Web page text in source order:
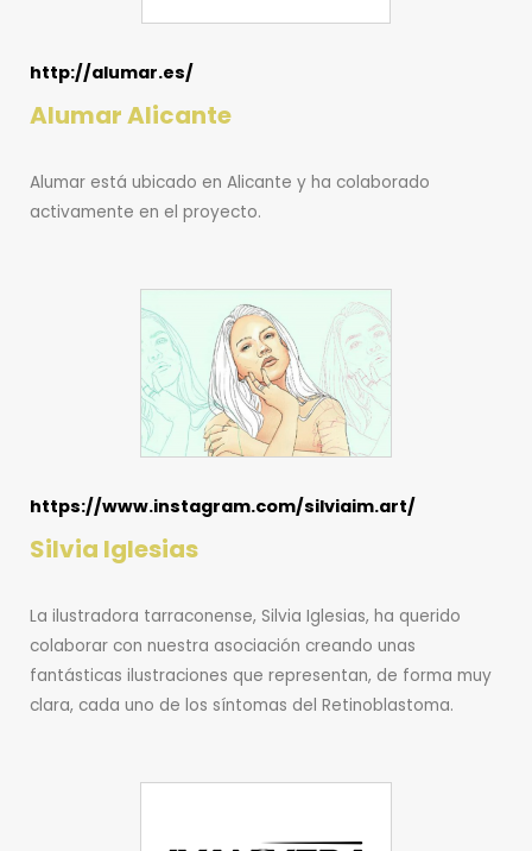
http://alumar.es/
Alumar Alicante
Alumar está ubicado en Alicante y ha colaborado
activamente en el proyecto.
https://www.instagram.com/silviaim.art/
Silvia Iglesias
La ilustradora tarraconense, Silvia Iglesias, ha querido
colaborar con nuestra asociación creando unas
fantásticas ilustraciones que representan, de forma muy
clara, cada uno de los síntomas del Retinoblastoma.